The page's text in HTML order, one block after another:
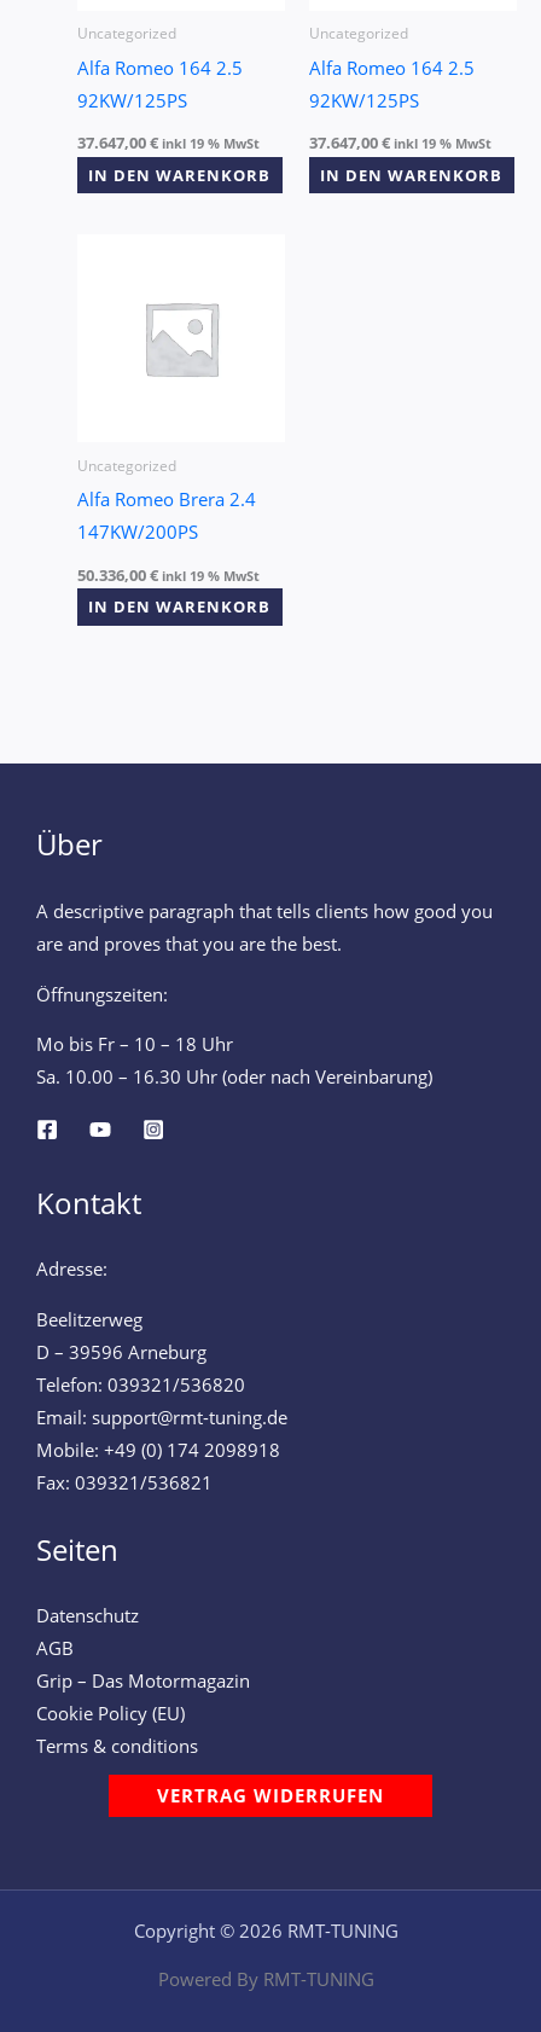
Uncategorized
Alfa Romeo 164 2.5
92KW/125PS
37.647,00€ inkl 19 % MwSt
IN DEN WARENKORB
Uncategorized
Alfa Romeo 164 2.5
92KW/125PS
37.647,00€ inkl 19 % MwSt
IN DEN WARENKORB
Uncategorized
Alfa Romeo Brera 2.4
147KW/200PS
50.336,00€ inkl 19 % MwSt
IN DEN WARENKORB
Über
A descriptive paragraph that tells clients how good you
are and proves that you are the best.
Öffnungszeiten:
Mo bis Fr – 10 – 18 Uhr
Sa. 10.00 – 16.30 Uhr (oder nach Vereinbarung)
Kontakt
Adresse:
Beelitzerweg
D – 39596 Arneburg
Telefon: 039321/536820
Email: support@rmt-tuning.de
Mobile: +49 (0) 174 2098918
Fax: 039321/536821
Seiten
Datenschutz
AGB
Grip – Das Motormagazin
Cookie Policy (EU)
Terms & conditions
VERTRAG WIDERRUFEN
Copyright © 2026 RMT-TUNING
Powered By RMT-TUNING